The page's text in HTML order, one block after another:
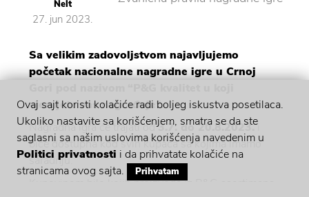
Nelt
27. jun 2023.
Sa velikim zadovoljstvom najavljujemo
početak nacionalne nagradne igre u Crnoj
vjerujete vas nagrađuje“.
Nagradna igra će trajati od3.7. do 20.8.2023.i
biće dostupna kod svih kupaca sa kojima imamo
saradnju.
Kupovinom bilo kojih proizvoda iz P&G asortimana
Ovaj sajt koristi kolačiće radi boljeg iskustva posetilaca.
Ukoliko nastavite sa korišćenjem, smatra se da ste
saglasni sa našim uslovima korišćenja navedenim u
Politici privatnosti i da prihvatate kolačiće na
stranicama ovog sajta.
Prihvatam